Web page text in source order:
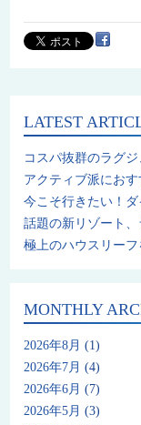
LATEST
コスパ抜群のラグ
アクティブ派におす
今こそ行きたい！
話題の新リゾート
極上のハウスリーフ
MONTHLY
2026年8月 (1)
2026年7月 (4)
2026年6月 (7)
2026年5月 (3)